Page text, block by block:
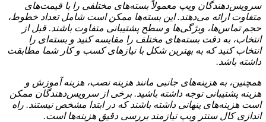
سرویس‌دهندگان ویپ معمولاً بسته‌های مختلفی را با قیمت‌های
متفاوت ارائه می‌دهند. این بسته‌ها ممکن است شامل تعداد خطوط،
حجم تماس‌ها، ویژگی‌ها و سطح پشتیبانی متفاوت باشند. قبل از
انتخاب، به دقت بسته‌های مختلف را مقایسه کنید و بسته‌ای را
انتخاب کنید که به بهترین شکل با نیازهای کسب و کار شما مطابقت
داشته باشد.
همچنین، به هزینه‌های جانبی مانند هزینه نصب، هزینه آموزش و
هزینه پشتیبانی توجه داشته باشید. برخی از سرویس‌دهندگان ممکن
است هزینه‌های پنهانی داشته باشند که در ابتدا مشخص نیستند. راه
اندازی کال سنتر ویپ نیازمند بررسی دقیق هزینه‌ها است.